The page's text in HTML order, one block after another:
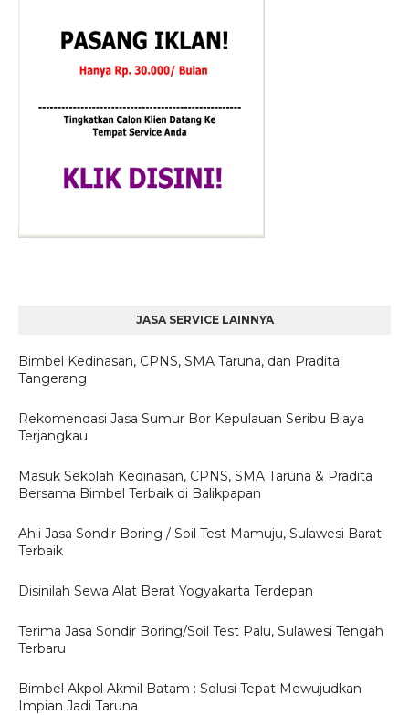
JASA SERVICE LAINNYA
Bimbel Kedinasan, CPNS, SMA Taruna, dan Pradita
Tangerang
Rekomendasi Jasa Sumur Bor Kepulauan Seribu Biaya
Terjangkau
Masuk Sekolah Kedinasan, CPNS, SMA Taruna & Pradita
Bersama Bimbel Terbaik di Balikpapan
Ahli Jasa Sondir Boring / Soil Test Mamuju, Sulawesi Barat
Terbaik
Disinilah Sewa Alat Berat Yogyakarta Terdepan
Terima Jasa Sondir Boring/Soil Test Palu, Sulawesi Tengah
Terbaru
Bimbel Akpol Akmil Batam : Solusi Tepat Mewujudkan
Impian Jadi Taruna